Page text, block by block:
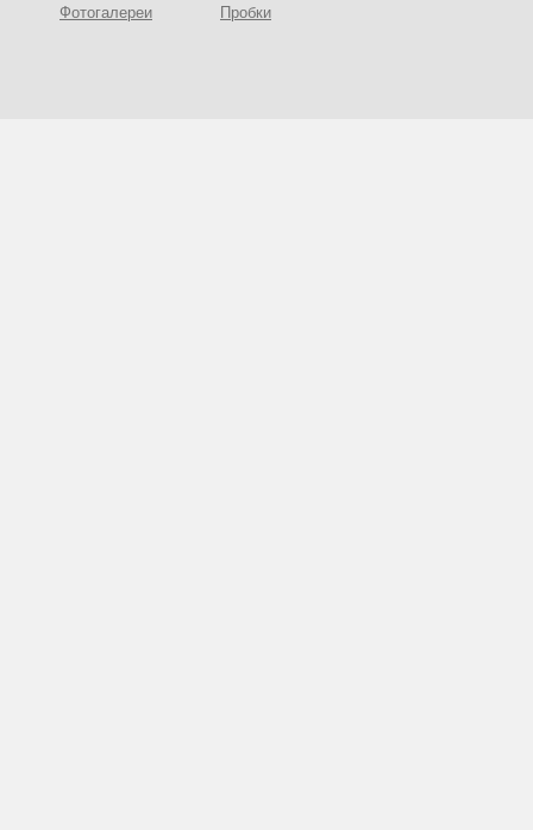
Фотогалереи
Пробки